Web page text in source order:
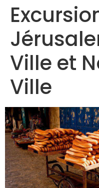
Ville et
Ville